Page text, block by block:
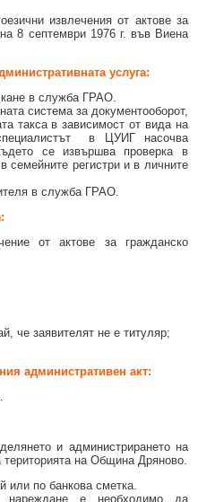
на интеркултурното
извлечения от актове за
8 септември 1976 г. във Виена
услуга:
в служба ГРАО.
система за документооборот,
такса в зависимост от вида на
в ЦУИГ насочва
се извършва проверка в
семейните регистри и в личните
в служба ГРАО.
от актове за гражданско
че заявителят не е титуляр;
административен акт:
и администрирането на
територията на Община Дряново.
или по банкова сметка.
нареждане е необходимо да
и обяви
за данъци и такси